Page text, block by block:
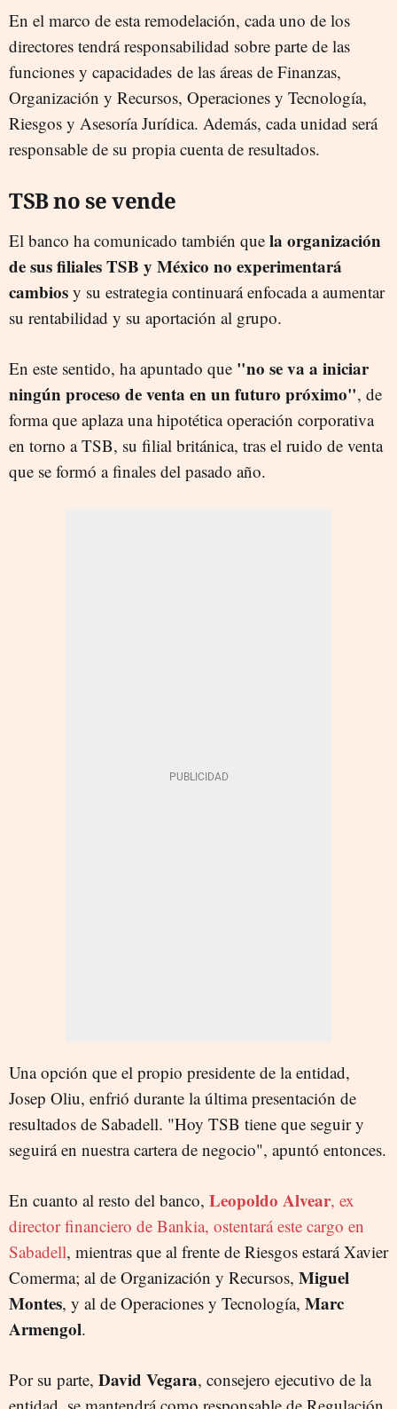
En el marco de esta remodelación, cada uno de los
directores tendrá responsabilidad sobre parte de las
funciones y capacidades de las áreas de Finanzas,
Organización y Recursos, Operaciones y Tecnología,
Riesgos y Asesoría Jurídica. Además, cada unidad será
responsable de su propia cuenta de resultados.
TSB no se vende
El banco ha comunicado también que la organización
de sus filiales TSB y México no experimentará
cambios y su estrategia continuará enfocada a aumentar
su rentabilidad y su aportación al grupo.
En este sentido, ha apuntado que "no se va a iniciar
ningún proceso de venta en un futuro próximo", de
forma que aplaza una hipotética operación corporativa
en torno a TSB, su filial británica, tras el ruido de venta
que se formó a finales del pasado año.
Una opción que el propio presidente de la entidad,
Josep Oliu, enfrió durante la última presentación de
resultados de Sabadell. "Hoy TSB tiene que seguir y
seguirá en nuestra cartera de negocio", apuntó entonces.
En cuanto al resto del banco, Leopoldo Alvear, ex
director financiero de Bankia, ostentará este cargo en
Sabadell, mientras que al frente de Riesgos estará Xavier
Comerma; al de Organización y Recursos, Miguel
Montes, y al de Operaciones y Tecnología, Marc
Armengol.
Por su parte, David Vegara, consejero ejecutivo de la